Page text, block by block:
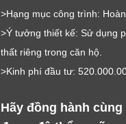
>Hạng mục công trình:
>Ý tưởng thiết kế: Sử dụng
thất riêng trong căn hộ.
>Kinh phí đầu tư:
Hãy đồng hành